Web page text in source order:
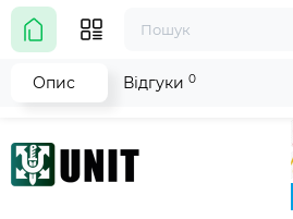
Опис Відгуки 0